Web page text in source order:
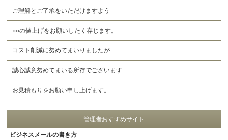
ご理解とご了承をいただけますよう
○○の値上げをお願いしたく存じます。
コスト削減に努めてまいりましたが
誠心誠意努めてまいる所存でございます
お見積もりをお願い申し上げます。
管理者おすすめサイト
ビジネスメールの書き方